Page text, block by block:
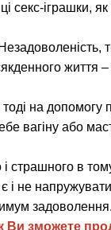
секс-іграшки,
життя
на допомогу
вагіну або
і страшного в
не
Ви зможете